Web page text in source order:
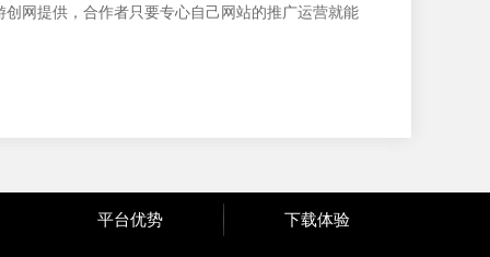
创 网提供，合作者只要专心自己网站的推广运营就能
平台优势 下载体验